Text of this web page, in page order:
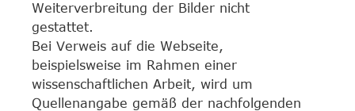
Weiterverbreitung der Bilder nicht
gestattet.
Bei Verweis auf die Webseite,
beispielsweise im Rahmen einer
wissenschaftlichen Arbeit, wird um
Quellenangabe gemäß der nachfolgenden